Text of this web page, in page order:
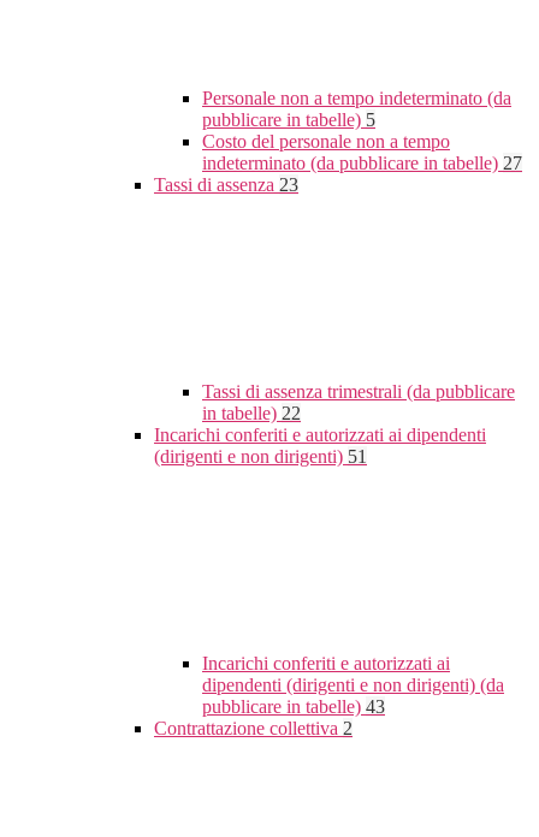
Personale non a tempo indeterminato (da
pubblicare in tabelle) 5
Costo del personale non a tempo
indeterminato (da pubblicare in tabelle) 27
Tassi di assenza 23
Tassi di assenza trimestrali (da pubblicare
in tabelle) 22
Incarichi conferiti e autorizzati ai dipendenti
(dirigenti e non dirigenti) 51
Incarichi conferiti e autorizzati ai
dipendenti (dirigenti e non dirigenti) (da
pubblicare in tabelle) 43
Contrattazione collettiva 2